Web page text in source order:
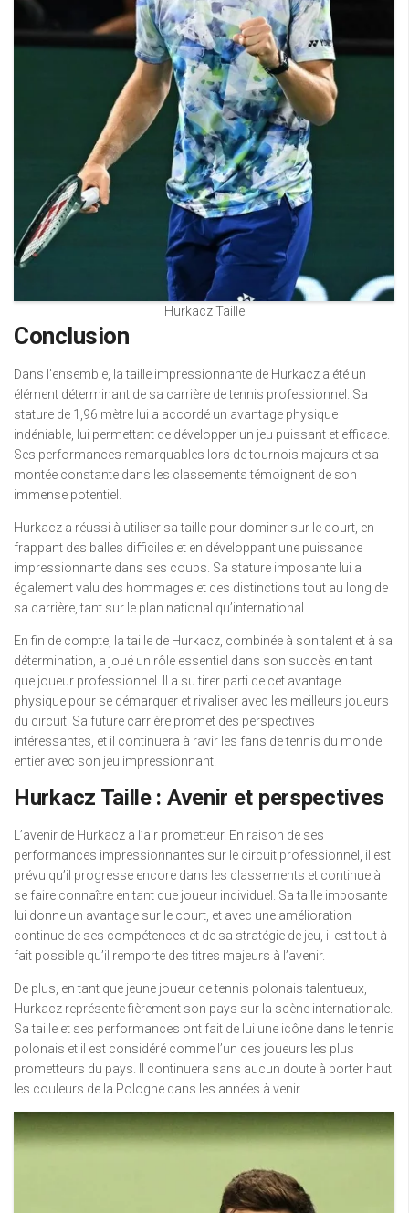
Hurkacz Taille
Conclusion
Dans l’ensemble, la taille impressionnante de Hurkacz a été un
élément déterminant de sa carrière de tennis professionnel. Sa
stature de 1,96 mètre lui a accordé un avantage physique
indéniable, lui permettant de développer un jeu puissant et efficace.
Ses performances remarquables lors de tournois majeurs et sa
montée constante dans les classements témoignent de son
immense potentiel.
Hurkacz a réussi à utiliser sa taille pour dominer sur le court, en
frappant des balles difficiles et en développant une puissance
impressionnante dans ses coups. Sa stature imposante lui a
également valu des hommages et des distinctions tout au long de
sa carrière, tant sur le plan national qu’international.
En fin de compte, la taille de Hurkacz, combinée à son talent et à sa
détermination, a joué un rôle essentiel dans son succès en tant
que joueur professionnel. Il a su tirer parti de cet avantage
physique pour se démarquer et rivaliser avec les meilleurs joueurs
du circuit. Sa future carrière promet des perspectives
intéressantes, et il continuera à ravir les fans de tennis du monde
entier avec son jeu impressionnant.
Hurkacz Taille : Avenir et perspectives
L’avenir de Hurkacz a l’air prometteur. En raison de ses
performances impressionnantes sur le circuit professionnel, il est
prévu qu’il progresse encore dans les classements et continue à
se faire connaître en tant que joueur individuel. Sa taille imposante
lui donne un avantage sur le court, et avec une amélioration
continue de ses compétences et de sa stratégie de jeu, il est tout à
fait possible qu’il remporte des titres majeurs à l’avenir.
De plus, en tant que jeune joueur de tennis polonais talentueux,
Hurkacz représente fièrement son pays sur la scène internationale.
Sa taille et ses performances ont fait de lui une icône dans le tennis
polonais et il est considéré comme l’un des joueurs les plus
prometteurs du pays. Il continuera sans aucun doute à porter haut
les couleurs de la Pologne dans les années à venir.